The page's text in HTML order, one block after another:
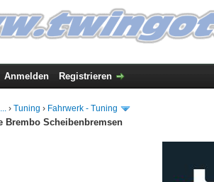
Anmelden Registrieren
›Tuning › Fahrwerk - Tuning
Brembo Scheibenbremsen